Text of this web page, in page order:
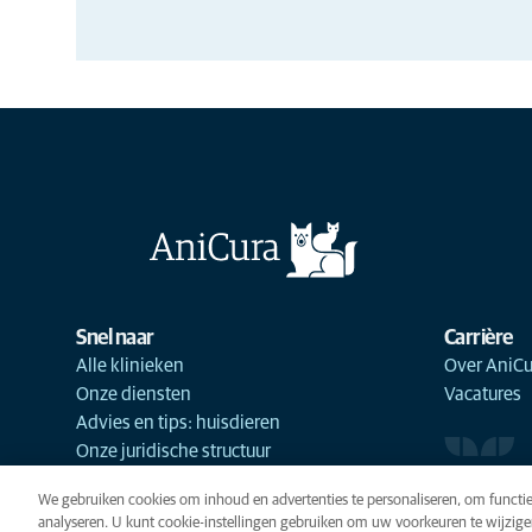
Snel naar
Alle klinieken
Onze diensten
Advies en tips: huisdieren
Onze juridische structuur
Carrière
Over
Vacatures
We gebruiken cookies om inhoud en advertenties te personaliseren, om
analyseren. U kunt cookie-instellingen gebruiken om uw voorkeuren te